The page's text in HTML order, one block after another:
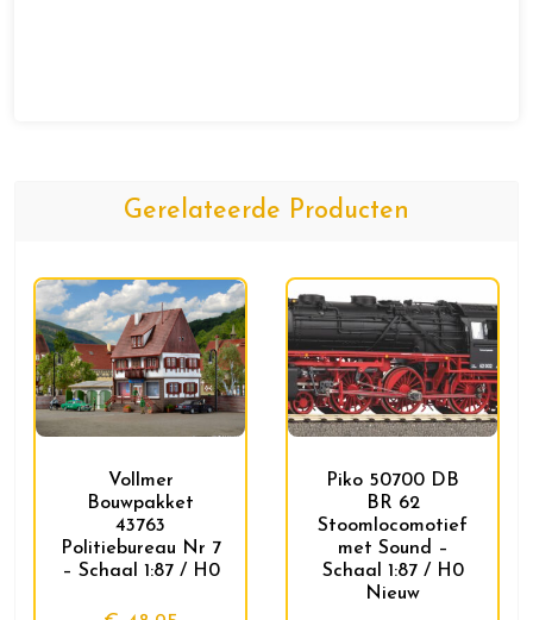
Gerelateerde Producten
Vollmer
Bouwpakket
43763
Politiebureau Nr 7
– Schaal 1:87 / H0
Piko 50700 DB
BR 62
Stoomlocomotief
met Sound –
Schaal 1:87 / H0
Nieuw